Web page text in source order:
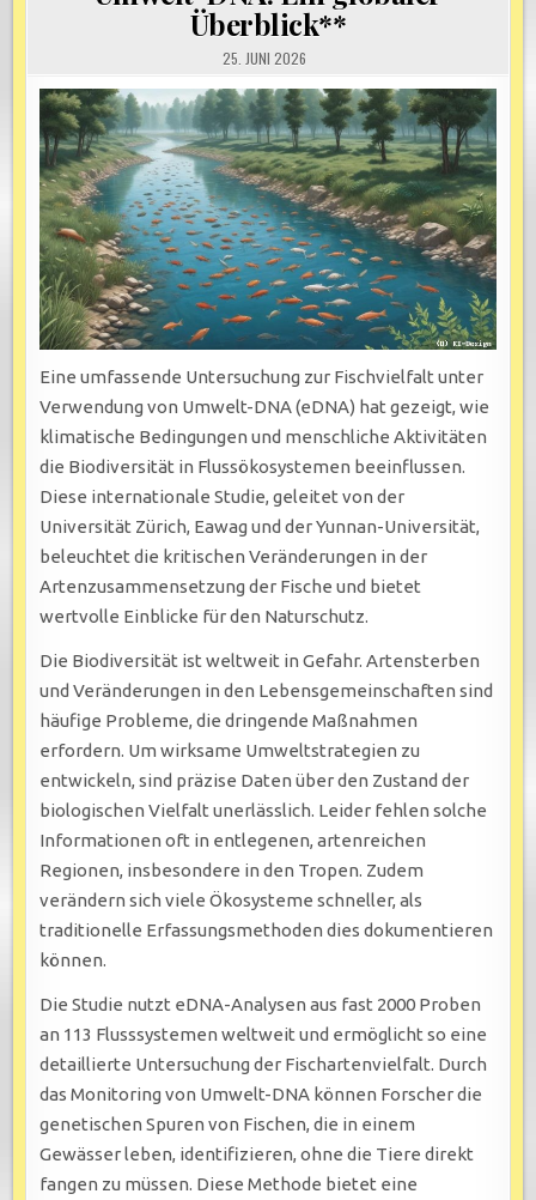
Überblick**
25. JUNI 2026
Eine umfassende Untersuchung zur Fischvielfalt unter
Verwendung von Umwelt-DNA (eDNA) hat gezeigt, wie
klimatische Bedingungen und menschliche Aktivitäten
die Biodiversität in Flussökosystemen beeinflussen.
Diese internationale Studie, geleitet von der
Universität Zürich, Eawag und der Yunnan-Universität,
beleuchtet die kritischen Veränderungen in der
Artenzusammensetzung der Fische und bietet
wertvolle Einblicke für den Naturschutz.
Die Biodiversität ist weltweit in Gefahr. Artensterben
und Veränderungen in den Lebensgemeinschaften sind
häufige Probleme, die dringende Maßnahmen
erfordern. Um wirksame Umweltstrategien zu
entwickeln, sind präzise Daten über den Zustand der
biologischen Vielfalt unerlässlich. Leider fehlen solche
Informationen oft in entlegenen, artenreichen
Regionen, insbesondere in den Tropen. Zudem
verändern sich viele Ökosysteme schneller, als
traditionelle Erfassungsmethoden dies dokumentieren
können.
Die Studie nutzt eDNA-Analysen aus fast 2000 Proben
an 113 Flusssystemen weltweit und ermöglicht so eine
detaillierte Untersuchung der Fischartenvielfalt. Durch
das Monitoring von Umwelt-DNA können Forscher die
genetischen Spuren von Fischen, die in einem
Gewässer leben, identifizieren, ohne die Tiere direkt
fangen zu müssen. Diese Methode bietet eine